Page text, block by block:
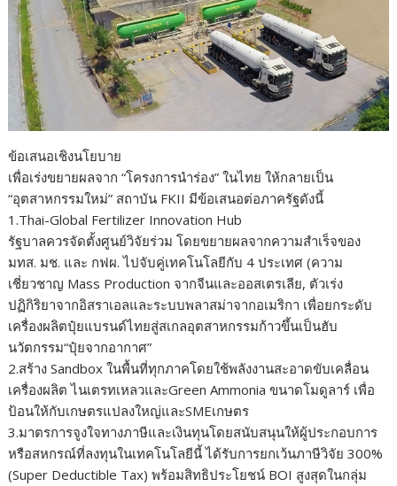
ข้อเสนอเชิงนโยบาย
เพื่อเร่งขยายผลจาก “โครงการนำร่อง” ในไทย ให้กลายเป็น
“อุตสาหกรรมใหม่” สถาบัน FKII มีข้อเสนอต่อภาครัฐดังนี้
1.Thai-Global Fertilizer Innovation Hub
รัฐบาลควรจัดตั้งศูนย์วิจัยร่วม โดยขยายผลจากความสำเร็จของ
มทส. มช. และ กฟผ. ไปจับคู่เทคโนโลยีกับ 4 ประเทศ (ความ
เชี่ยวชาญ Mass Production จากจีนและออสเตรเลีย, ตัวเร่ง
ปฏิกิริยาจากอิสราเอลและระบบพลาสม่าจากอเมริกา เพื่อยกระดับ
เครื่องผลิตปุ๋ยแบรนด์ไทยสู่สเกลอุตสาหกรรมก้าวขึ้นเป็นฮับ
นวัตกรรม“ปุ๋ยจากอากาศ”
2.สร้าง Sandbox ในพื้นที่ทุกภาคโดยใช้พลังงานสะอาดขับเคลื่อน
เครื่องผลิต ไนเตรทเหลวและGreen Ammonia ขนาดโมดูลาร์ เพื่อ
ป้อนให้กับเกษตรแปลงใหญ่และSMEเกษตร
3.มาตรการจูงใจทางภาษีและเงินทุนโดยสนับสนุนให้ผู้ประกอบการ
หรือสหกรณ์ที่ลงทุนในเทคโนโลยีนี้ ได้รับการยกเว้นภาษีวิจัย 300%
(Super Deductible Tax) พร้อมสิทธิประโยชน์ BOI สูงสุดในกลุ่ม